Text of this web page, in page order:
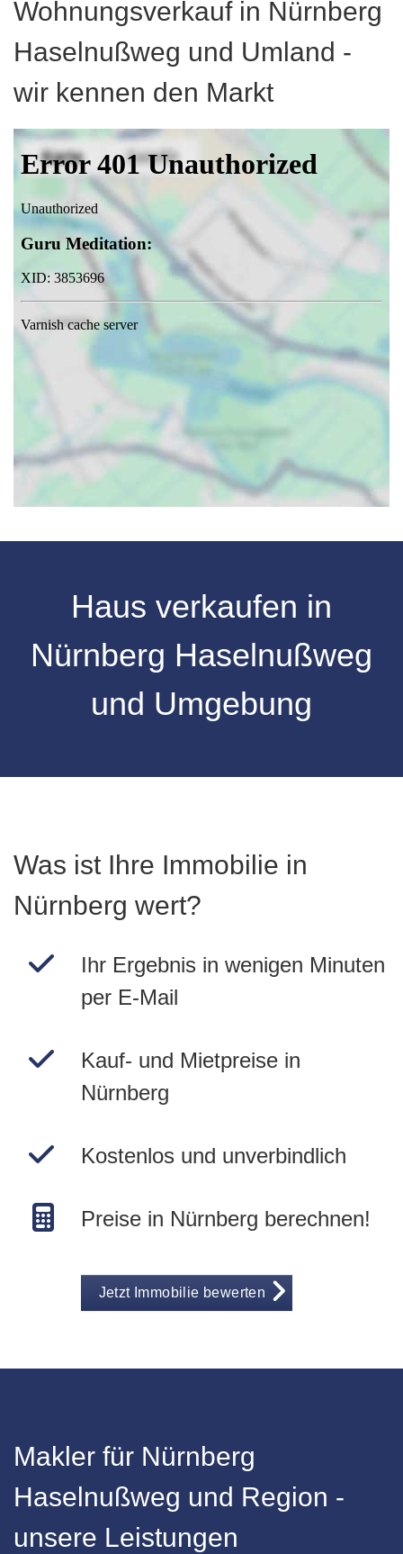
Wohnungsverkauf in Nürnberg
Haselnußweg und Umland -
wir kennen den Markt
Haus verkaufen in
Nürnberg Haselnußweg
und Umgebung
Was ist Ihre Immobilie in
Nürnberg wert?
Ihr Ergebnis in wenigen Minuten
per E-Mail
Kauf- und Mietpreise in
Nürnberg
Kostenlos und unverbindlich
Preise in Nürnberg berechnen!
Jetzt Immobilie bewerten
Makler für Nürnberg
Haselnußweg und Region -
unsere Leistungen